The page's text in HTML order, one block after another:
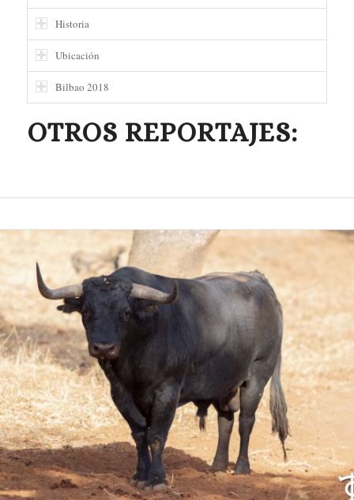
Historia
Ubicación
Bilbao 2018
OTROS REPORTAJES: